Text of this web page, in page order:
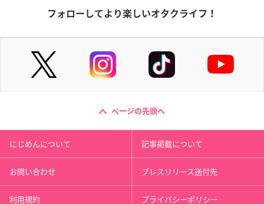
フォローしてより楽しいオタクライフ！
ページの先頭へ
にじめんについて 記事掲載について
お問い合わせ プレスリリース送付先
利用規約 プライバシーポリシー